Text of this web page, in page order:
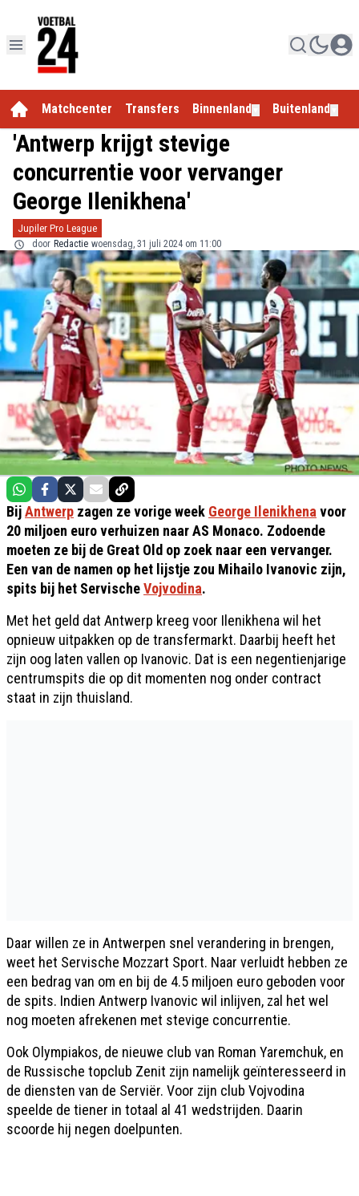
Matchcenter Transfers Binnenland Buitenland
'Antwerp krijgt stevige
concurrentie voor vervanger
George Ilenikhena'
Jupiler Pro League
door Redactie woensdag, 31 juli 2024 om 11:00
BijAntwerp zagen ze vorige week George Ilenikhena voor
20 miljoen euro verhuizen naar AS Monaco. Zodoende
moeten ze bij de Great Old op zoek naar een vervanger.
Een van de namen op het lijstje zou Mihailo Ivanovic zijn,
spits bij het ServischeVojvodina.
Met het geld dat Antwerp kreeg voor Ilenikhena wil het
opnieuw uitpakken op de transfermarkt. Daarbij heeft het
zijn oog laten vallen op Ivanovic. Dat is een negentienjarige
centrumspits die op dit momenten nog onder contract
staat in zijn thuisland.
Daar willen ze in Antwerpen snel verandering in brengen,
weet het Servische Mozzart Sport. Naar verluidt hebben ze
een bedrag van om en bij de 4.5 miljoen euro geboden voor
de spits. Indien Antwerp Ivanovic wil inlijven, zal het wel
nog moeten afrekenen met stevige concurrentie.
Ook Olympiakos, de nieuwe club van Roman Yaremchuk, en
de Russische topclub Zenit zijn namelijk geïnteresseerd in
de diensten van de Serviër. Voor zijn club Vojvodina
speelde de tiener in totaal al 41 wedstrijden. Daarin
scoorde hij negen doelpunten.